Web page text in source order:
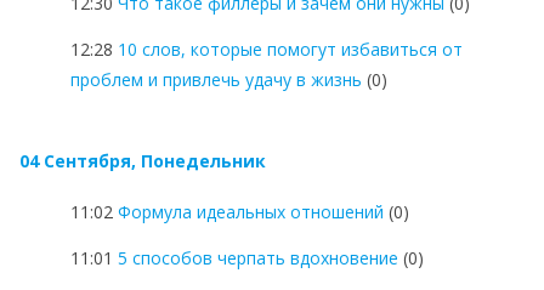
12:28 10 слов, которые помогут избавиться от
проблем и привлечь удачу в жизнь (0)
04 Сентября, Понедельник
11:02 Формула идеальных отношений (0)
11:01 5 способов черпать вдохновение (0)